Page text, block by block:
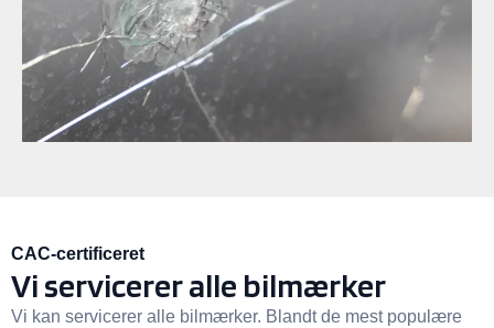
CAC-certificeret
Vi servicerer alle bilmærker
Vi kan servicerer alle bilmærker. Blandt de mest populære